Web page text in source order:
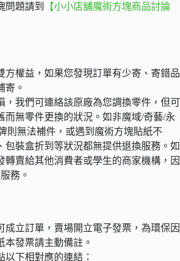
問題請到
【小小店舖魔術方塊商品討論
方權益，如果您發現訂單有少寄、寄錯品
寄。
，我們可連絡該原廠為您調換零件，但可
而無零件更換的狀況。如非魔域/奇藝/永
則無法補件，或遇到魔術方塊貼紙不
包裝盒折到等狀況都無提供退換服務。如
轉賣給其他消費者或學生的商家機構，因
務。
成立訂單，賣場開立電子發票，為環保因
本發票請主動備註。
下相對應的連結：